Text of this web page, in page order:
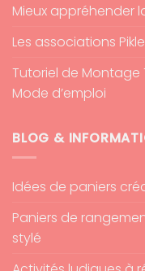
Mieux appréhender
Les associations
Tutoriel de Montage
Mode d’emploi
BLOG &
Idées de paniers
Paniers de
stylé